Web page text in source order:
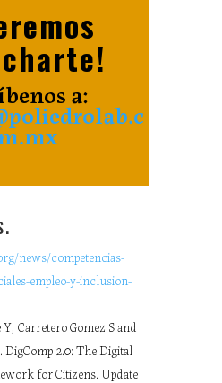
a:
news/competencias-
empleo-y-inclusion-
Carretero Gomez S and
DigComp 2.0: The Digital
for Citizens. Update